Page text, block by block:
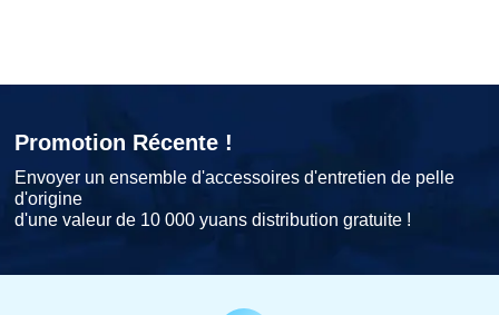
Promotion Récente !
Envoyer un ensemble d'accessoires d'entretien de pelle
d'origine
d'une valeur de 10 000 yuans distribution gratuite !